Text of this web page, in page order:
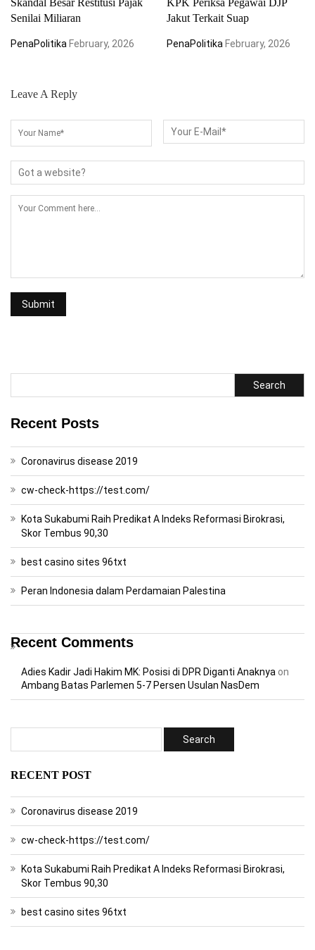
Skandal Besar Restitusi Pajak
Senilai Miliaran
PenaPolitika February, 2026
KPK Periksa Pegawai DJP
Jakut Terkait Suap
PenaPolitikaFebruary, 2026
Leave A Reply
Search
Recent Posts
Coronavirus disease 2019
cw-check-https://test.com/
Kota Sukabumi Raih Predikat A Indeks Reformasi Birokrasi,
Skor Tembus 90,30
best casino sites 96txt
Peran Indonesia dalam Perdamaian Palestina
Recent Comments
Adies Kadir Jadi Hakim MK: Posisi di DPR Diganti Anaknya on
Ambang Batas Parlemen 5-7 Persen Usulan NasDem
RECENT POST
Coronavirus disease 2019
cw-check-https://test.com/
Kota Sukabumi Raih Predikat A Indeks Reformasi Birokrasi,
Skor Tembus 90,30
best casino sites 96txt